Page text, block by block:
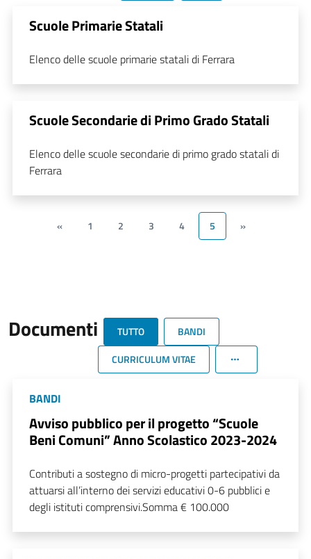
Scuole Primarie Statali
Elenco delle scuole primarie statali di Ferrara
Scuole Secondarie di Primo Grado Statali
Elenco delle scuole secondarie di primo grado statali di
Ferrara
« 1 2 3 4 5 »
Documenti TUTTO
BANDI
CURRICULUM VITAE
BANDI
Avviso pubblico per il progetto “Scuole
Beni Comuni” Anno Scolastico 2023-2024
Contributi a sostegno di micro-progetti partecipativi da
attuarsi all’interno dei servizi educativi 0-6 pubblici e
degli istituti comprensivi.Somma € 100.000